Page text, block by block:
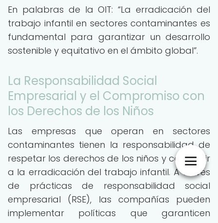
En palabras de la OIT: La erradicación del
trabajo infantil en sectores contaminantes es
fundamental para garantizar un desarrollo
sostenible y equitativo en el ámbito global .
La Responsabilidad Social
Empresarial y el Compromiso con
los Derechos de los Niños
Las empresas que operan en sectores
contaminantes tienen la responsabilidad de
respetar los derechos de los niños y contribuir
a la erradicación del trabajo infantil. A través
de prácticas de responsabilidad social
empresarial (RSE), las compañías pueden
implementar políticas que garanticen